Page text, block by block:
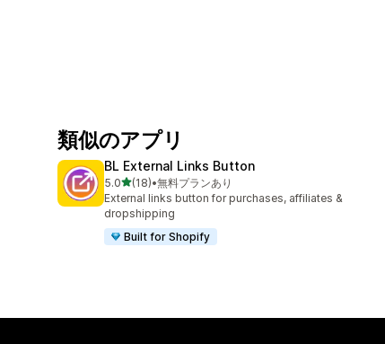
類似のアプリ
BL External Links Button
5.05つ星中
(18)
合計レビュー数：18件
•無料プランあり
External links button for purchases, affiliates &
dropshipping
Built for Shopify